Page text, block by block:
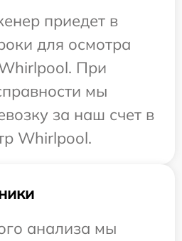
приедет в
для осмотра
При
мы
за наш счет в
Whirlpool.
анализа мы